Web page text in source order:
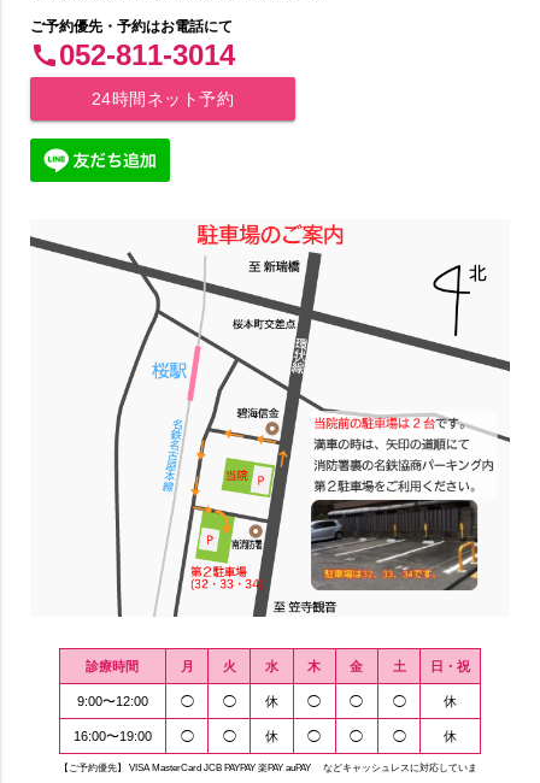
ご予約優先・予約はお電話にて
call052-811-3014
24時間ネット予約
診療時間 月 火 水 木 金 土 日・祝
9:00〜12:00 ◯ ◯ 休 ◯ ◯ ◯ 休
16:00〜19:00 ◯ ◯ 休 ◯ ◯ ◯ 休
【ご予約優先】 VISA MasterCard JCB PAYPAY 楽PAY auPAY などキャッシュレスに対応していま